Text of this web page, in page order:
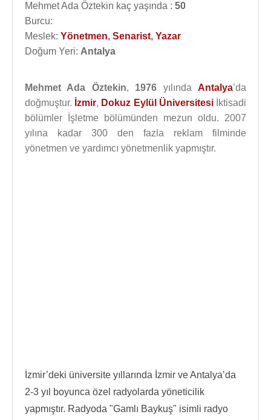
Mehmet Ada Öztekin kaç yaşında : 50
Burcu:
Meslek: Yönetmen, Senarist, Yazar
Doğum Yeri: Antalya
Mehmet Ada Öztekin, 1976 yılındaAntalya’da
doğmuştur. İzmir, Dokuz Eylül Üniversitesiİktisadi
bölümler İşletme bölümünden mezun oldu. 2007
yılına kadar 300 den fazla reklam filminde
yönetmen ve yardımcı yönetmenlik yapmıştır.
İzmir’deki üniversite yıllarında İzmir ve Antalya’da
2-3 yıl boyunca özel radyolarda yöneticilik
yapmıştır. Radyoda "Gamlı Baykuş" isimli radyo